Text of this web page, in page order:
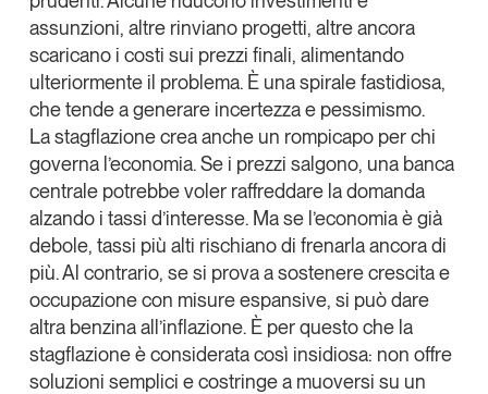
assunzioni, altre rinviano progetti, altre ancora
scaricano i costi sui prezzi finali, alimentando
ulteriormente il problema. È una spirale fastidiosa,
che tende a generare incertezza e pessimismo.
La stagflazione crea anche un rompicapo per chi
governa l’economia. Se i prezzi salgono, una banca
centrale potrebbe voler raffreddare la domanda
alzando i tassi d’interesse. Ma se l’economia è già
debole, tassi più alti rischiano di frenarla ancora di
più. Al contrario, se si prova a sostenere crescita e
occupazione con misure espansive, si può dare
altra benzina all’inflazione. È per questo che la
stagflazione è considerata così insidiosa: non offre
soluzioni semplici e costringe a muoversi su un